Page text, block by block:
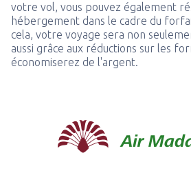
votre vol, vous pouvez également
hébergement dans le cadre du
cela, votre voyage sera non
aussi grâce aux réductions sur les
économiserez de l'argent.